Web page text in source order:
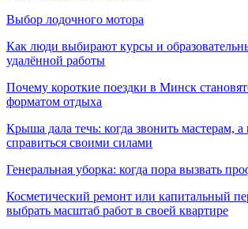
Выбор лодочного мотора
Как люди выбирают курсы и
удалённой работы
Почему короткие поездки в Минск
форматом отдыха
Крыша дала течь: когда звонить мастерам,
справиться своими силами
Генеральная уборка: когда пора вызвать
Косметический ремонт или капитальный
выбрать масштаб работ в своей квартире